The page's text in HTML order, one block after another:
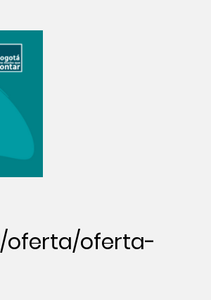
oferta/oferta-